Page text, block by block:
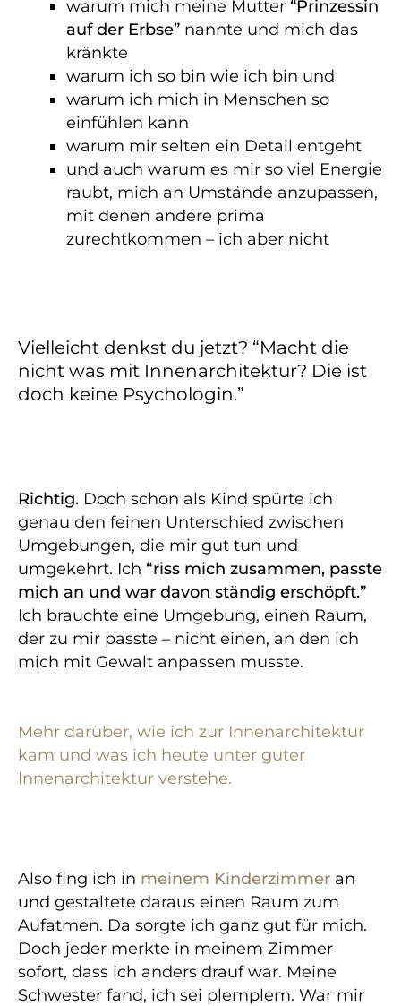
warum mich meine Mutter “Prinzessin
auf der Erbse” nannte und mich das
kränkte
warum ich so bin wie ich bin und
warum ich mich in Menschen so
einfühlen kann
warum mir selten ein Detail entgeht
und auch warum es mir so viel Energie
raubt, mich an Umstände anzupassen,
mit denen andere prima
zurechtkommen – ich aber nicht
Vielleicht denkst du jetzt? “Macht die
nicht was mit Innenarchitektur? Die ist
doch keine Psychologin.”
Richtig. Doch schon als Kind spürte ich
genau den feinen Unterschied zwischen
Umgebungen, die mir gut tun und
umgekehrt. Ich “riss mich zusammen, passte
mich an und war davon ständig erschöpft.”
Ich brauchte eine Umgebung, einen Raum,
der zu mir passte – nicht einen, an den ich
mich mit Gewalt anpassen musste.
Mehr darüber, wie ich zur Innenarchitektur
kam und was ich heute unter guter
Innenarchitektur verstehe.
Also fing ich in meinem Kinderzimmer an
und gestaltete daraus einen Raum zum
Aufatmen. Da sorgte ich ganz gut für mich.
Doch jeder merkte in meinem Zimmer
sofort, dass ich anders drauf war. Meine
Schwester fand, ich sei plemplem. War mir